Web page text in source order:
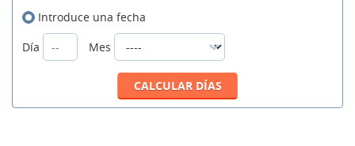
Introduce una fecha
Día
Mes